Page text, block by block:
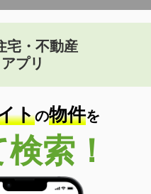
宅・不動産
アプリ
トの物件を
索！